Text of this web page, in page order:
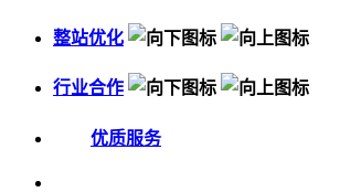
整站优化
行业合作
优质服务